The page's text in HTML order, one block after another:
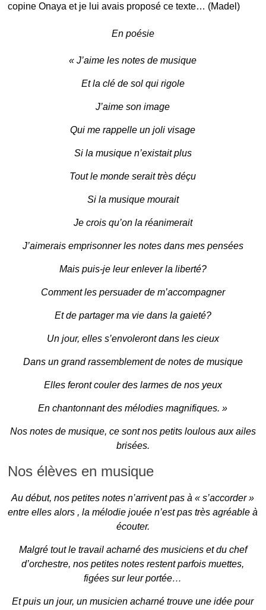
copineOnaya et je lui avais proposé ce texte… (Madel)
En poésie
« J’aime les notes de musique
Et la clé de sol qui rigole
J’aime son image
Qui me rappelle un joli visage
Si la musique n’existait plus
Tout le monde serait très déçu
Si la musique mourait
Je crois qu’on la réanimerait
J’aimerais emprisonner les notes dans mes pensées
Mais puis-je leur enlever la liberté?
Comment les persuader de m’accompagner
Et de partager ma vie dans la gaieté?
Un jour, elles s’envoleront dans les cieux
Dans un grand rassemblement de notes de musique
Elles feront couler des larmes de nos yeux
En chantonnant des mélodies magnifiques. »
Nos notes de musique, ce sont nos petits loulous aux ailes
brisées.
Nos élèves en musique
Au début, nos petites notes n’arrivent pas à « s’accorder »
entre elles alors , la mélodie jouée n’est pas très agréable à
écouter.
Malgré tout le travail acharné des musiciens et du chef
d’orchestre, nos petites notes restent parfois muettes,
figées sur leur portée…
Et puis un jour, un musicien acharné trouve une idée pour